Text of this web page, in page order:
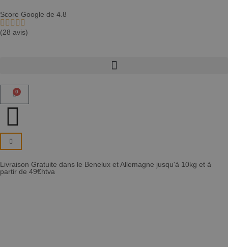
Score Google de 4.8
(28 avis)
0
Livraison Gratuite dans le Benelux et Allemagne jusqu'à 10kg et à
partir de 49€htva